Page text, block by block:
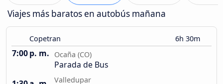
Viajes más baratos en autobús mañana
Copetran 6h 30m
7:00 p. m. Ocaña (CO)
Parada de Bus
Valledupar